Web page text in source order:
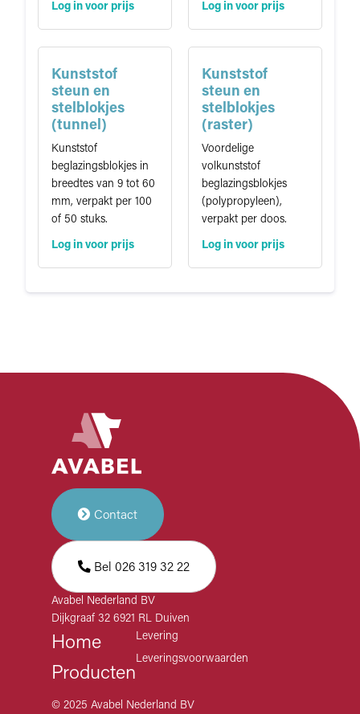
Log in voor prijs Log in voor prijs
Kunststof
steun en
stelblokjes
(tunnel)
Kunststof
beglazingsblokjes in
breedtes van 9 tot 60
mm, verpakt per 100
of 50 stuks.
Log in voor prijs
Kunststof
steun en
stelblokjes
(raster)
Voordelige
volkunststof
beglazingsblokjes
(polypropyleen),
verpakt per doos.
Log in voor prijs
Contact
Bel 026 319 32 22
Avabel Nederland BV
Dijkgraaf 32 6921 RL Duiven
Home
Producten
Levering
Leveringsvoorwaarden
© 2025 Avabel Nederland BV